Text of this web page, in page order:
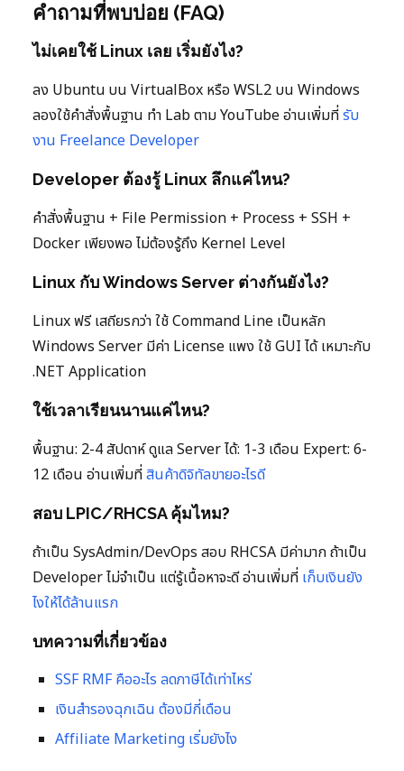
คำถามที่พบบ่อย (FAQ)
ไม่เคยใช้ Linux เลย เริ่มยังไง?
ลง Ubuntu บน VirtualBox หรือ WSL2 บน Windows
ลองใช้คำสั่งพื้นฐาน ทำ Lab ตาม YouTube อ่านเพิ่มที่รับ
งาน Freelance Developer
Developer ต้องรู้ Linux ลึกแค่ไหน?
คำสั่งพื้นฐาน + File Permission + Process + SSH +
Docker เพียงพอ ไม่ต้องรู้ถึง Kernel Level
Linux กับ Windows Server ต่างกันยังไง?
Linux ฟรี เสถียรกว่า ใช้ Command Line เป็นหลัก
Windows Server มีค่า License แพง ใช้ GUI ได้ เหมาะกับ
.NET Application
ใช้เวลาเรียนนานแค่ไหน?
พื้นฐาน: 2-4 สัปดาห์ ดูแล Server ได้: 1-3 เดือน Expert: 6-
12 เดือน อ่านเพิ่มที่สินค้าดิจิทัลขายอะไรดี
สอบ LPIC/RHCSA คุ้มไหม?
ถ้าเป็น SysAdmin/DevOps สอบ RHCSA มีค่ามาก ถ้าเป็น
Developer ไม่จำเป็น แต่รู้เนื้อหาจะดี อ่านเพิ่มที่ เก็บเงินยัง
ไงให้ได้ล้านแรก
บทความที่เกี่ยวข้อง
SSF RMF คืออะไร ลดภาษีได้เท่าไหร่
เงินสำรองฉุกเฉิน ต้องมีกี่เดือน
Affiliate Marketing เริ่มยังไง